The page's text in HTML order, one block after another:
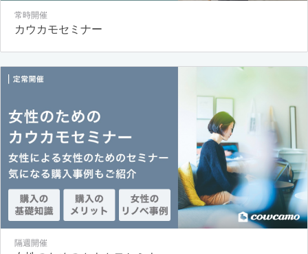
常時開催
カウカモセミナー
隔週開催